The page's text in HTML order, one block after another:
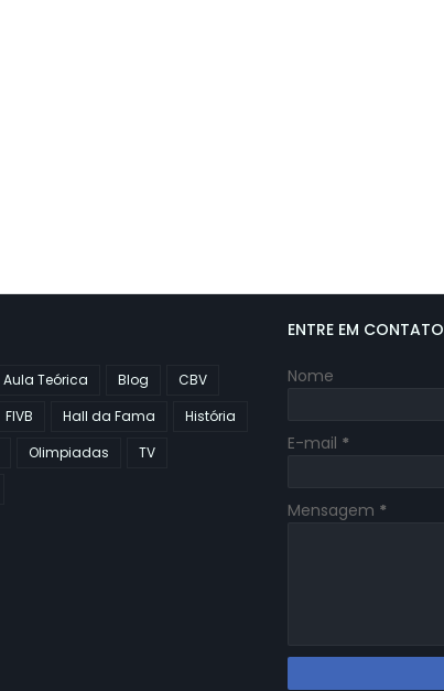
Aula Teórica Blog
CBV
FIVB Hall da Fama
História
Olimpiadas
TV
ENTRE EM CONTATO
Nome
E-mail *
Mensagem *